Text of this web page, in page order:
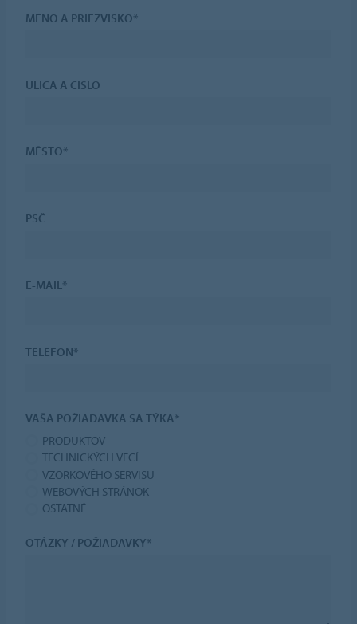
MENO A PRIEZVISKO*
ULICA A ČÍSLO
MĚSTO*
PSČ
E-MAIL*
TELEFON*
VAŠA POŽIADAVKA SA TÝKA*
PRODUKTOV
TECHNICKÝCH VECÍ
VZORKOVÉHO SERVISU
WEBOVÝCH STRÁNOK
OSTATNÉ
OTÁZKY / POŽIADAVKY*